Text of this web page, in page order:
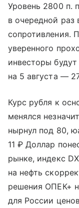
Уровень 2800 п.
в очередной раз
сопротивления.
уверенного
инвесторы
на 5 августа —
Курс рубля к
менялся
нырнул под 80,
11 ₽ Доллар
рынке, индекс
на нефть
решения ОПЕК+
для России